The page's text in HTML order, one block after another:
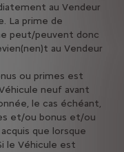
au Vendeur
La prime de
peut/peuvent donc
au Vendeur
ou primes est
neuf avant
le cas échéant,
et/ou bonus et/ou
que lorsque
le Véhicule est